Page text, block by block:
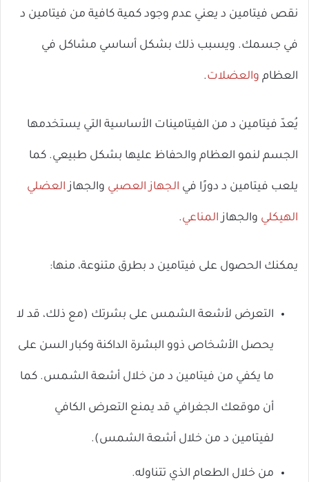
نقص فيتامين د يعني عدم وجود كمية كافية من فيتامين د
في جسمك. ويسبب ذلك بشكل أساسي مشاكل في
العظام والعضلات.
يُعدّ فيتامين د من الفيتامينات الأساسية التي يستخدمها
الجسم لنمو العظام والحفاظ عليها بشكل طبيعي. كما
يلعب فيتامين د دورًا في الجهاز العصبي والجهاز العضلي
الهيكلي والجهاز المناعي.
يمكنك الحصول على فيتامين د بطرق متنوعة، منها:
التعرض لأشعة الشمس على بشرتك (مع ذلك، قد لا
يحصل الأشخاص ذوو البشرة الداكنة وكبار السن على
ما يكفي من فيتامين د من خلال أشعة الشمس. كما
أن موقعك الجغرافي قد يمنع التعرض الكافي
لفيتامين د من خلال أشعة الشمس).
من خلال الطعام الذي تتناوله.